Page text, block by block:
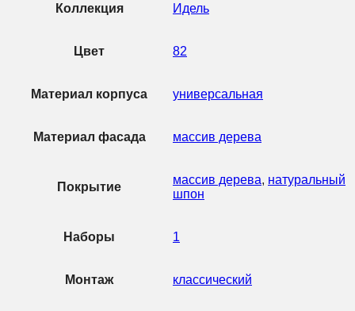
Коллекция Идель
Цвет 82
Материал корпуса универсальная
Материал фасада массив дерева
Покрытие
массив дерева, натуральный
шпон
Наборы 1
Монтаж классический